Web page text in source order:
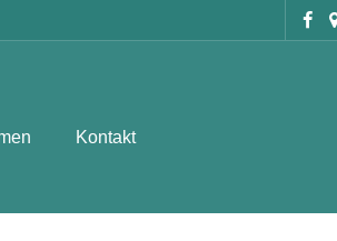
Kontakt